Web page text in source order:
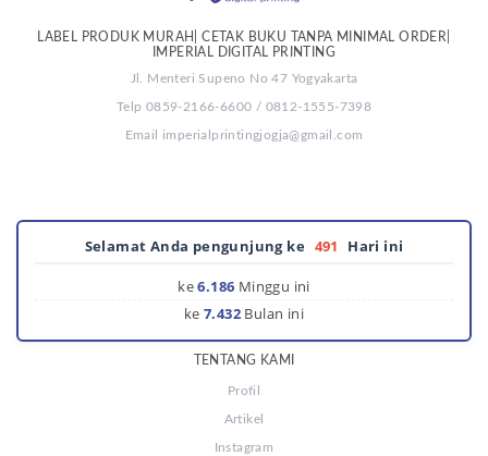
LABEL PRODUK MURAH| CETAK BUKU TANPA MINIMAL ORDER|
IMPERIAL DIGITAL PRINTING
Jl. Menteri Supeno No 47 Yogyakarta
Telp 0859-2166-6600 / 0812-1555-7398
Email imperialprintingjogja@gmail.com
Selamat Anda pengunjung ke 491 Hari ini
ke6.186 Minggu ini
ke7.432 Bulan ini
TENTANG KAMI
Profil
Artikel
Instagram